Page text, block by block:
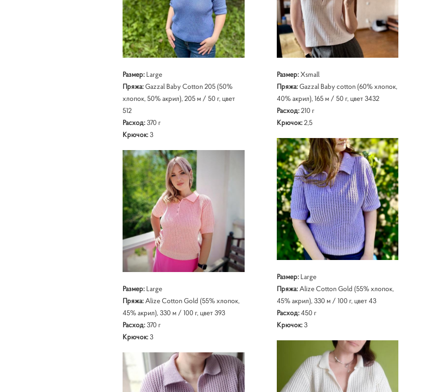
Размер:Large
Пряжа:Gazzal Baby Cotton 205 (50%
хлопок, 50% акрил), 205 м / 50 г, цвет
512
Расход:370 г
Крючок:3
Размер:Large
Пряжа:Alize Cotton Gold (55% хлопок,
45% акрил), 330 м / 100 г, цвет 393
Расход:370 г
Крючок:3
Размер:Xsmall
Пряжа:Gazzal Baby cotton (60% хлопок,
40% акрил), 165 м / 50 г, цвет 3432
Расход:210 г
Крючок:2,5
Размер:Large
Пряжа:Alize Cotton Gold (55% хлопок,
45% акрил), 330 м / 100 г, цвет 43
Расход:450 г
Крючок:3